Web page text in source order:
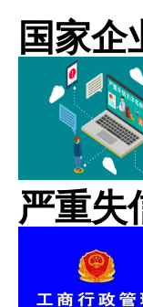
国家企
严重失